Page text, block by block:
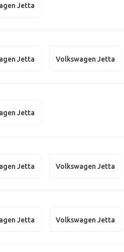
Jetta
Jetta Volkswagen Jetta
Jetta
Jetta Volkswagen Jetta
Jetta Volkswagen Jetta